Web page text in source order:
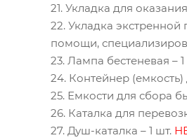
21. Укладка для
22. Укладка
помощи,
23. Лампа бестеневая – 1
24. Контейнер
25. Емкости для сбора
26. Каталка для
27. Душ-каталка – 1 шт.